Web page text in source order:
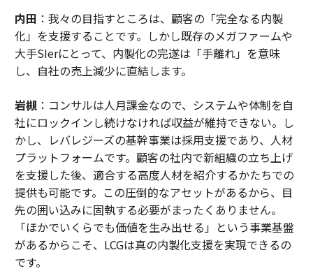
内田 ：我々の目指すところは、顧客の「完全なる内製
化」を支援することです。しかし既存のメガファームや
大手SIerにとって、内製化の完遂は「手離れ」を意味
し、自社の売上減少に直結します。
岩槻：コンサルは人月課金なので、システムや体制を自
社にロックインし続けなければ収益が維持できない。し
かし、レバレジーズの基幹事業は採用支援であり、人材
プラットフォームです。顧客の社内で新組織の立ち上げ
を支援した後、適合する高度人材を紹介するかたちでの
提供も可能です。この圧倒的なアセットがあるから、目
先の囲い込みに固執する必要がまったくありません。
「ほかでいくらでも価値を生み出せる」という事業基盤
があるからこそ、LCGは真の内製化支援を実現できるの
です。